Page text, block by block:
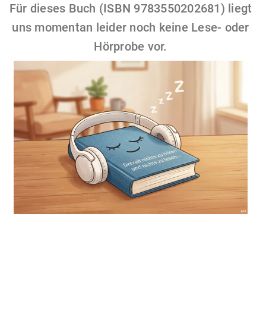
Für dieses Buch (ISBN 9783550202681) liegt
uns momentan leider noch keine Lese- oder
Hörprobe vor.